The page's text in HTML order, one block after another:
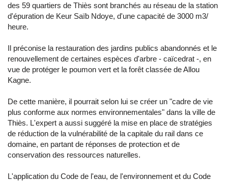
des 59 quartiers de Thiès sont branchés au réseau de la station
d'épuration de Keur Saïb Ndoye, d'une capacité de 3000 m3/
heure.
Il préconise la restauration des jardins publics abandonnés et le
renouvellement de certaines espèces d'arbre - caïcedrat -, en
vue de protéger le poumon vert et la forêt classée de Allou
Kagne.
De cette manière, il pourrait selon lui se créer un "cadre de vie
plus conforme aux normes environnementales" dans la ville de
Thiès. L'expert a aussi suggéré la mise en place de stratégies
de réduction de la vulnérabilité de la capitale du rail dans ce
domaine, en partant de réponses de protection et de
conservation des ressources naturelles.
L'application du Code de l'eau, de l'environnement et du Code